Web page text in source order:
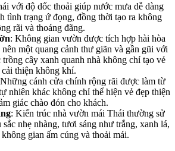
với độ dốc thoải giúp nước mưa dễ dàng
tình trạng ứ đọng, đồng thời tạo ra không
rãi và thoáng đãng.
: Không gian vườn được tích hợp hài hòa
một quang cảnh thư giãn và gần gũi với
cây xanh quanh nhà không chỉ tạo vẻ
thiện không khí.
cánh cửa chính rộng rãi được làm từ
nhiên khác không chỉ thể hiện vẻ đẹp thiện
giác chào đón cho khách.
: Kiến trúc nhà vườn mái Thái thường sử
nhẹ nhàng, tươi sáng như trắng, xanh lá,
gian ấm cúng và thoải mái.